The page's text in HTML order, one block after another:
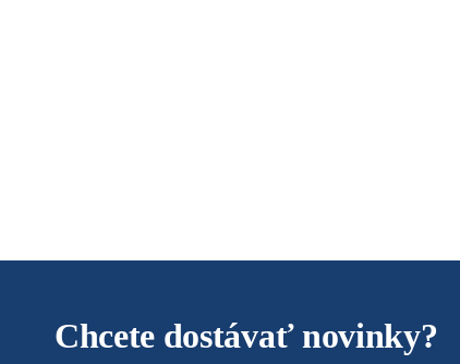
Chcete dostávať novinky?